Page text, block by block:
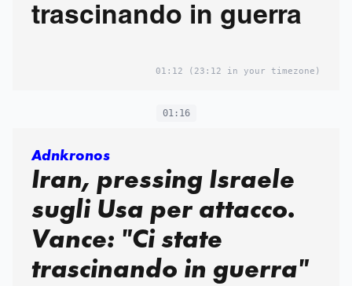
trascinando in guerra
01:12 (23:12 in your timezone)
01:16
Adnkronos
Iran, pressing Israele
sugli Usa per attacco.
Vance: "Ci state
trascinando in guerra"